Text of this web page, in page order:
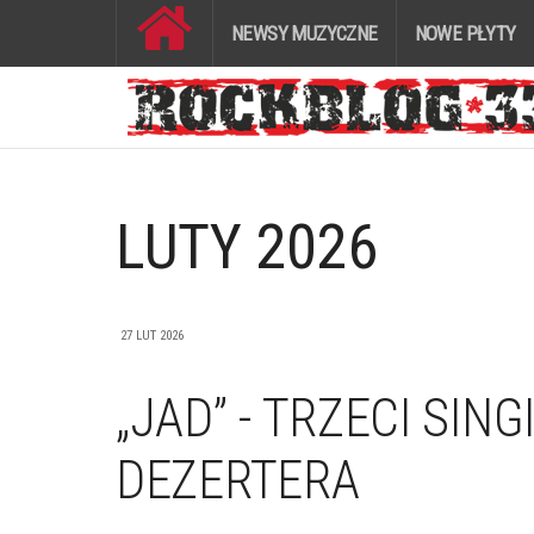
NEWSY MUZYCZNE NOWE PŁYTY
LUTY 2026
27 LUT 2026
„JAD” - TRZECI
DEZERTERA